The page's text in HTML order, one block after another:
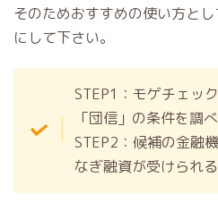
そのためおすすめの使い方と
にして下さい。
STEP1：モゲチェッ
「団信」の条件を調
STEP2：候補の金融
なぎ融資が受けられ